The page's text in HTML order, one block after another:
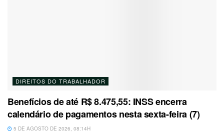
DIREITOS DO TRABALHADOR
Benefícios de até R$ 8.475,55: INSS encerra
calendário de pagamentos nesta sexta-feira (7)
5 DE AGOSTO DE 2026, 08:14H